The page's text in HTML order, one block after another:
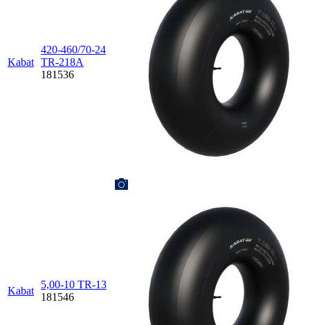
Kabat
420-460/70-24
TR-218A
181536
Kabat
5,00-10 TR-13
181546